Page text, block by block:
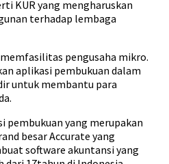
KUR yang mengharuskan
terhadap lembaga
pengusaha mikro.
aplikasi pembukuan dalam
untuk membantu para
pembukuan yang merupakan
besar Accurate yang
software akuntansi yang